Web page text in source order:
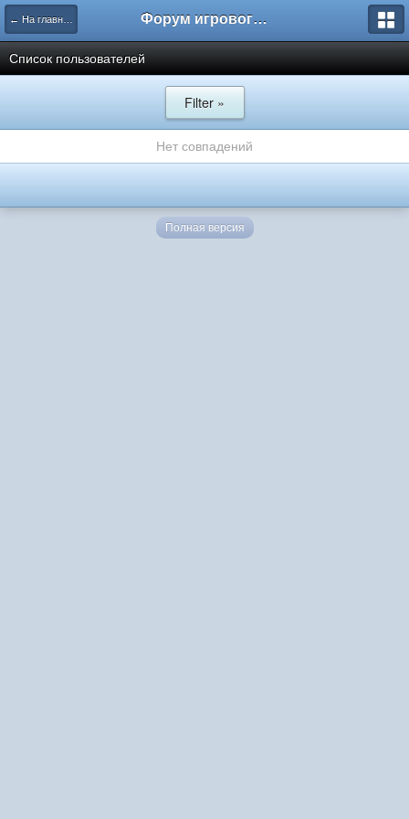
← На главную Форум игрового проекта Riverrise
Список пользователей
Filter »
Нет совпадений
Полная версия